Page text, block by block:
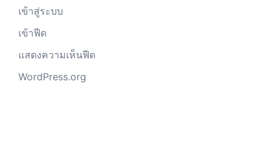
เข้าสู่ระบบ
เข้าฟีด
แสดงความเห็นฟีด
WordPress.org